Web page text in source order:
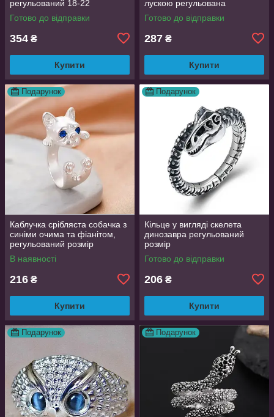
регульований 18-22
Готово до відправки
354 ₴
Купити
лускою регульована
DragonClaw001
Готово до відправки
287 ₴
Купити
Подарунок
Каблучка срібляста собачка з
синіми очима та фіанітом,
регульований розмір
AurumLux016
В наявності
216 ₴
Купити
Подарунок
Кільце у вигляді скелета
динозавра регульований
розмір
Готово до відправки
206 ₴
Купити
Подарунок Подарунок